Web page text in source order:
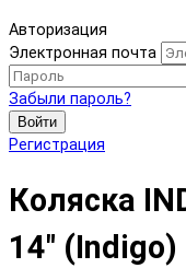
Авторизация
Электронная почта
Забыли пароль?
Войти
Регистрация
Коляска
14" (Indigo)